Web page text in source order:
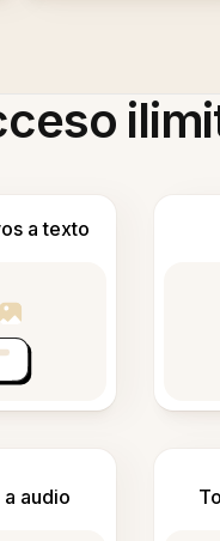
a texto
audio